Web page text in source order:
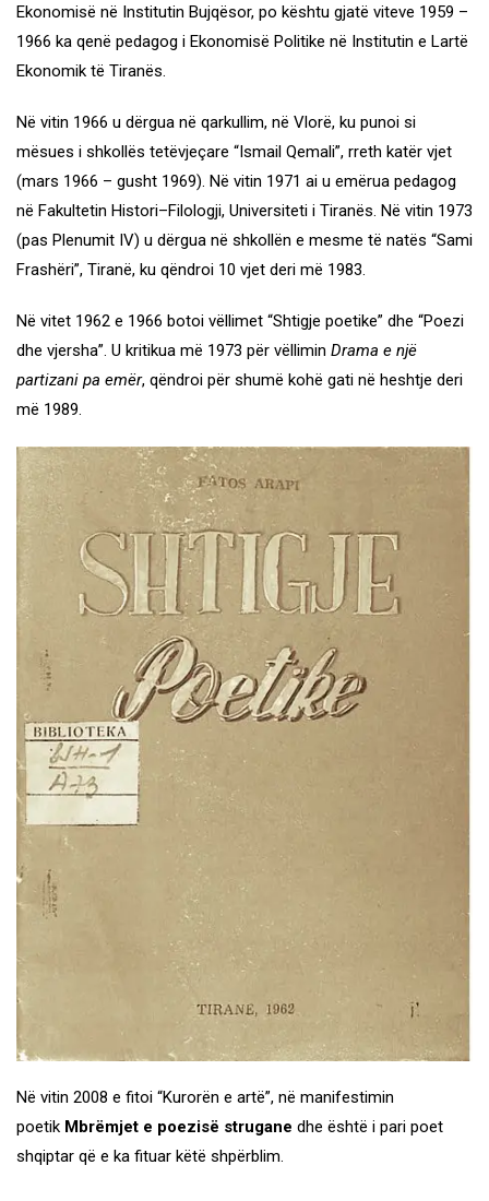
Ekonomisë në Institutin Bujqësor, po kështu gjatë viteve 1959 –
1966 ka qenë pedagog i Ekonomisë Politike në Institutin e Lartë
Ekonomik të Tiranës.
Në vitin 1966 u dërgua në qarkullim, në Vlorë, ku punoi si
mësues i shkollës tetëvjeçare “Ismail Qemali”, rreth katër vjet
(mars 1966 – gusht 1969). Në vitin 1971 ai u emërua pedagog
në Fakultetin Histori–Filologji, Universiteti i Tiranës. Në vitin 1973
(pas Plenumit IV) u dërgua në shkollën e mesme të natës “Sami
Frashëri”, Tiranë, ku qëndroi 10 vjet deri më 1983.
Në vitet 1962 e 1966 botoi vëllimet “Shtigje poetike” dhe “Poezi
dhe vjersha”. U kritikua më 1973 për vëllimin Drama e një
partizani pa emër, qëndroi për shumë kohë gati në heshtje deri
më 1989.
Në vitin 2008 e fitoi “Kurorën e artë”, në manifestimin
poetik Mbrëmjet e poezisë strugane dhe është i pari poet
shqiptar që e ka fituar këtë shpërblim.